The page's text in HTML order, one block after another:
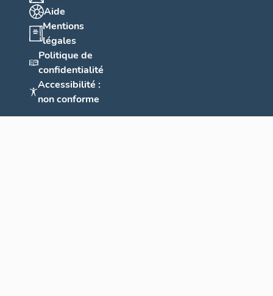
Aide
Mentions
légales
Politique de
confidentialité
Accessibilité :
non conforme